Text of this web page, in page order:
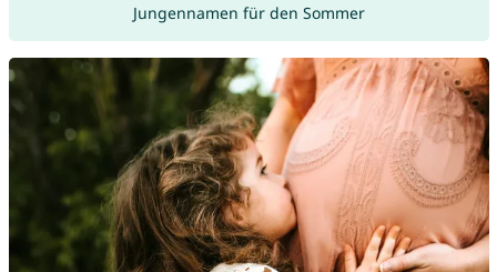
Jungennamen für den Sommer